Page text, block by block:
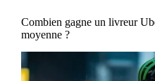
Combien gagne un livreur
moyenne ?